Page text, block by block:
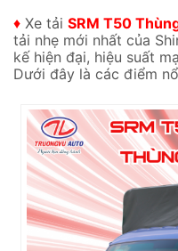
♦ Xe tải SRM T50
tải nhẹ mới nhất của
kế hiện đại, hiệu suất
Dưới đây là các điểm